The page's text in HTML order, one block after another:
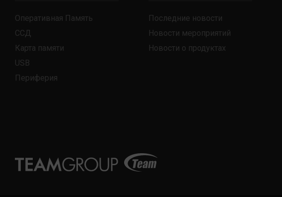
Оперативная Память
ССД
Карта памяти
USB
Периферия
Последние новости
Новости мероприятий
Новости о продуктах